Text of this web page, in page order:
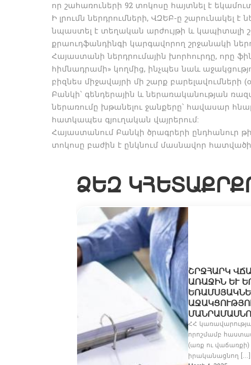
որ շահառուների 92 տոկոսը հայտնել է
Ի լրումն ներդրումների, ՎԶԵԲ-ը շարունակել
նպաստել է տեղական արժույթի և կապիտալի
քրաուդֆանդինգի կարգավորող շրջանակի
Հայաստանի ներդրումային խորհուրդը, որը
հիմնադրամի» կողմից, ինչպես նաև
բիզնես միջավայրի մի շարք
Բանկի՝ գենդերային և ներառականության
ներառումը խթանելու ջանքերը՝ հավասար
հատկապես գյուղական վայրերում:
Հայաստանում Բանկի ծրագրերի ընդհանուր
տոկոսը բաժին է ընկնում մասնավոր
ՁԵԶ
ՇՐՋՀԱՐԿ
ԱՌԱՋԻՆ ԵՒ
ՀՀ
որոշմամբ
(առք ու վաճառքի)
իրականացնող […]